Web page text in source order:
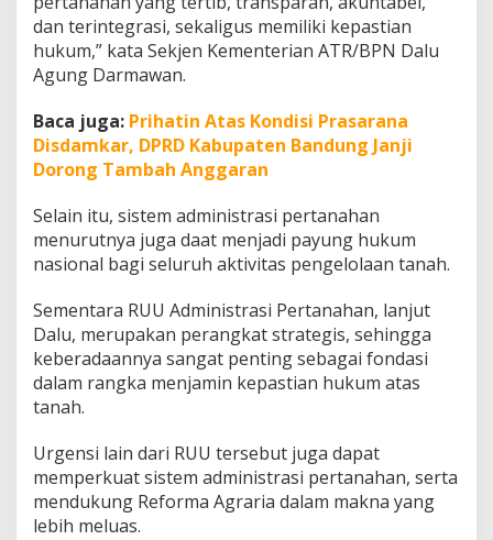
r
t
a
h
a
n
:
a
m
i
n
e
p
a
s
t
n
H
a
k
dan terintegrasi, sekaligus memiliki kepastian
hukum,” kata Sekjen Kementerian ATR/BPN Dalu
Agung Darmawan.
Baca juga: Prihatin Atas Kondisi Prasarana
Disdamkar, DPRD Kabupaten Bandung Janji
Dorong Tambah Anggaran
Selain itu, sistem administrasi pertanahan
menurutnya juga daat menjadi payung hukum
nasional bagi seluruh aktivitas pengelolaan tanah.
Sementara RUU Administrasi Pertanahan, lanjut
Dalu, merupakan perangkat strategis, sehingga
keberadaannya sangat penting sebagai fondasi
dalam rangka menjamin kepastian hukum atas
tanah.
Urgensi lain dari RUU tersebut juga dapat
memperkuat sistem administrasi pertanahan, serta
mendukung Reforma Agraria dalam makna yang
lebih meluas.